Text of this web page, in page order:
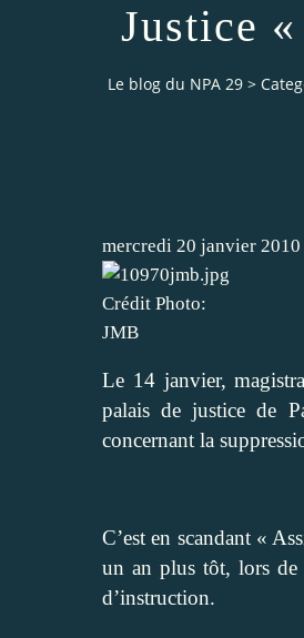
Justice
Le blog du NPA 29 >
mercredi 20 janvier 2010
Crédit Photo:
JMB
Le 14 janvier,
palais de justice de
concernant la
C’est en scandant «
un an plus tôt, lors de
d’instruction.